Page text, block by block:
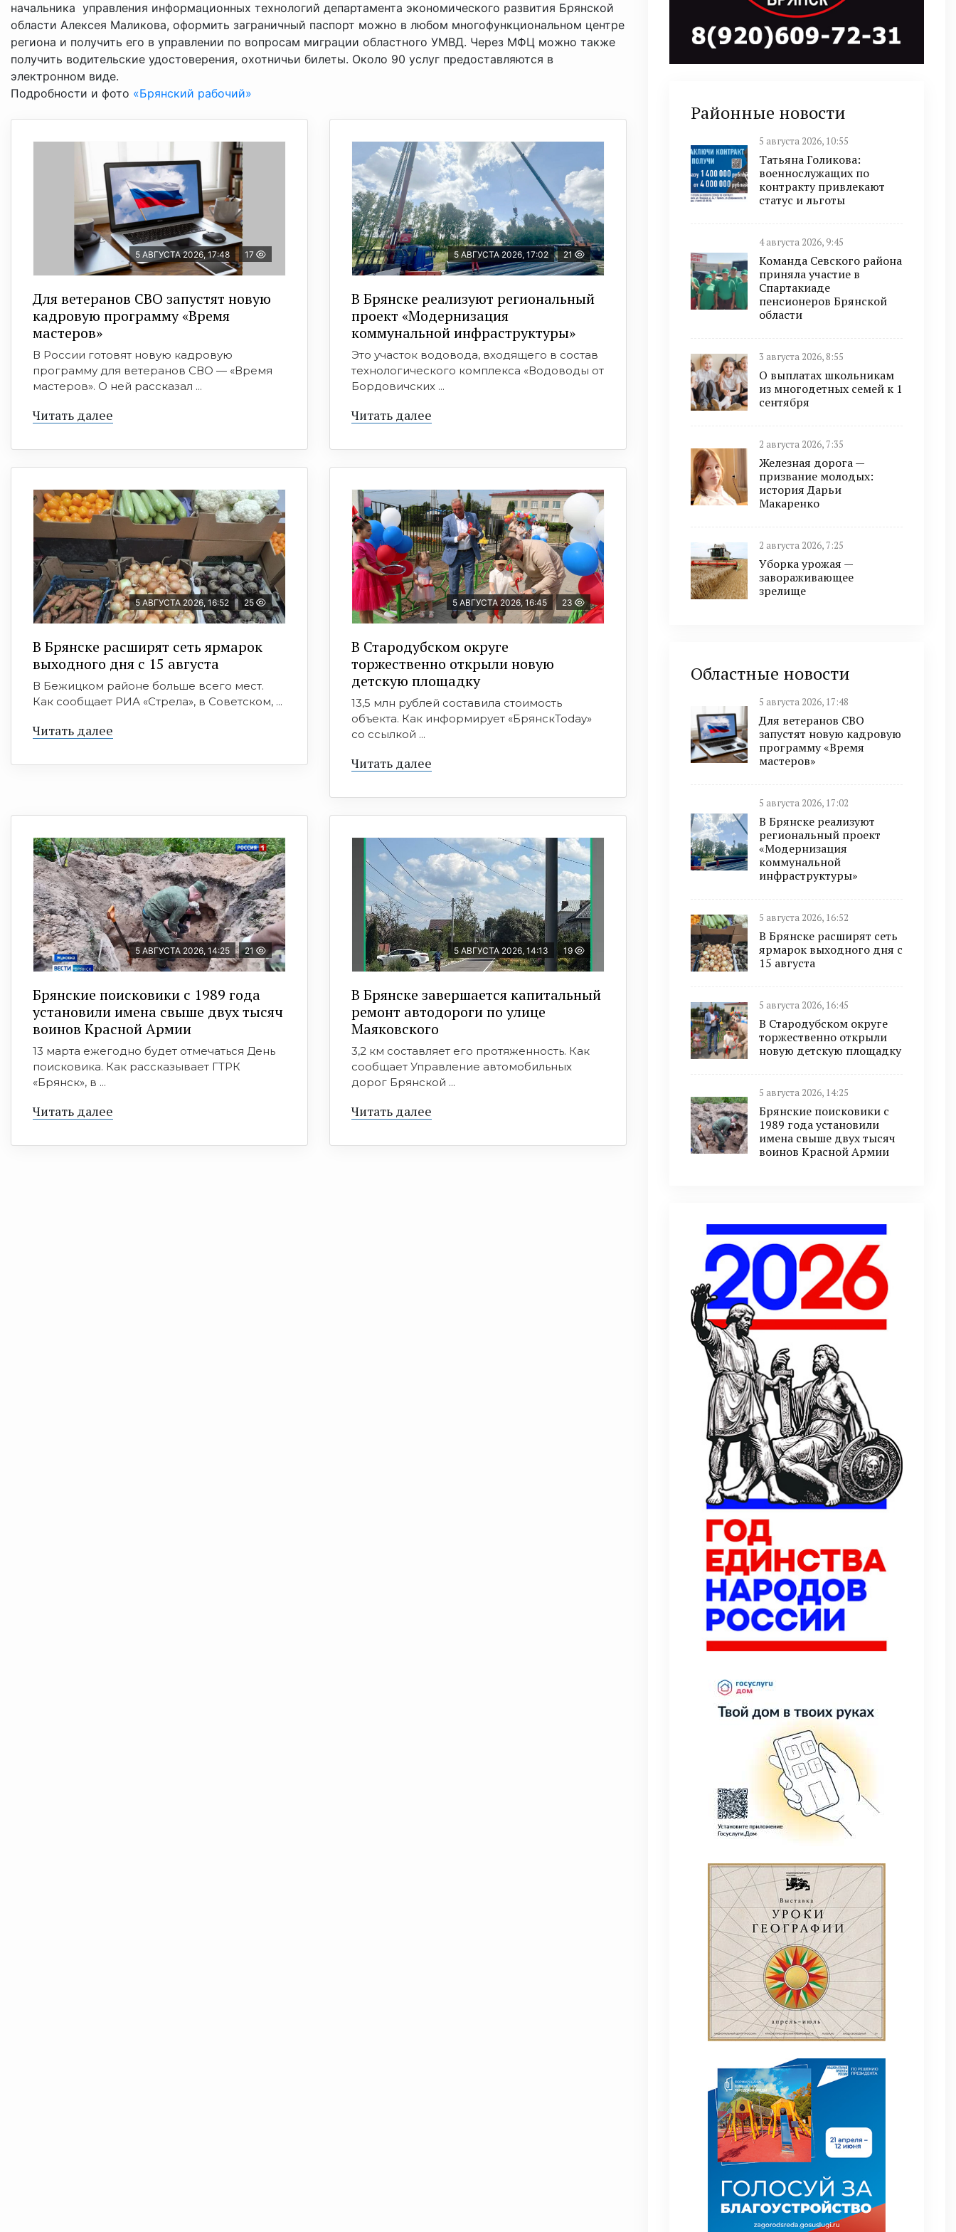
начальника управления информационных технологий департамента экономического развития Брянской
области Алексея Маликова, оформить заграничный паспорт можно в любом многофункциональном центре
региона и получить его в управлении по вопросам миграции областного УМВД. Через МФЦ можно также
получить водительские удостоверения, охотничьи билеты. Около 90 услуг предоставляются в
электронном виде.
Подробности и фото «Брянский рабочий»
5 АВГУСТА 2026, 17:48 17
Для ветеранов СВО запустят новую
кадровую программу «Время
мастеров»
В России готовят новую кадровую
программу для ветеранов СВО — «Время
мастеров». О ней рассказал ...
Читать далее
5 АВГУСТА 2026, 17:02 21
В Брянске реализуют региональный
проект «Модернизация
коммунальной инфраструктуры»
Это участок водовода, входящего в состав
технологического комплекса «Водоводы от
Бордовичских ...
Читать далее
5 АВГУСТА 2026, 16:52 25
В Брянске расширят сеть ярмарок
выходного дня с 15 августа
В Бежицком районе больше всего мест.
Как сообщает РИА «Стрела», в Советском, ...
Читать далее
5 АВГУСТА 2026, 16:45 23
В Стародубском округе
торжественно открыли новую
детскую площадку
13,5 млн рублей составила стоимость
объекта. Как информирует «БрянскToday»
со ссылкой ...
Читать далее
5 АВГУСТА 2026, 14:25 21
Брянские поисковики с 1989 года
установили имена свыше двух тысяч
воинов Красной Армии
13 марта ежегодно будет отмечаться День
поисковика. Как рассказывает ГТРК
«Брянск», в ...
Читать далее
5 АВГУСТА 2026, 14:13 19
В Брянске завершается капитальный
ремонт автодороги по улице
Маяковского
3,2 км составляет его протяженность. Как
сообщает Управление автомобильных
дорог Брянской ...
Читать далее
Районные новости
5 августа 2026, 10:55
Татьяна Голикова:
военнослужащих по
контракту привлекают
статус и льготы
4 августа 2026, 9:45
Команда Севского района
приняла участие в
Спартакиаде
пенсионеров Брянской
области
3 августа 2026, 8:55
О выплатах школьникам
из многодетных семей к 1
сентября
2 августа 2026, 7:35
Железная дорога —
призвание молодых:
история Дарьи
Макаренко
2 августа 2026, 7:25
Уборка урожая —
завораживающее
зрелище
Областные новости
5 августа 2026, 17:48
Для ветеранов СВО
запустят новую кадровую
программу «Время
мастеров»
5 августа 2026, 17:02
В Брянске реализуют
региональный проект
«Модернизация
коммунальной
инфраструктуры»
5 августа 2026, 16:52
В Брянске расширят сеть
ярмарок выходного дня с
15 августа
5 августа 2026, 16:45
В Стародубском округе
торжественно открыли
новую детскую площадку
5 августа 2026, 14:25
Брянские поисковики с
1989 года установили
имена свыше двух тысяч
воинов Красной Армии